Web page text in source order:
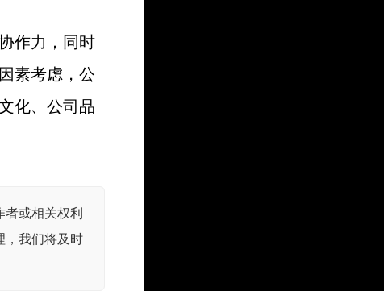
作力，同时
素考虑，公
化、公司品
者或相关权利
，我们将及时